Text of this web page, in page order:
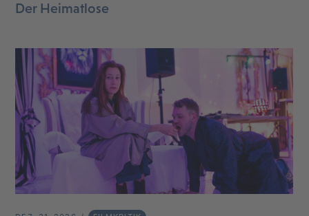
Der Heimatlose